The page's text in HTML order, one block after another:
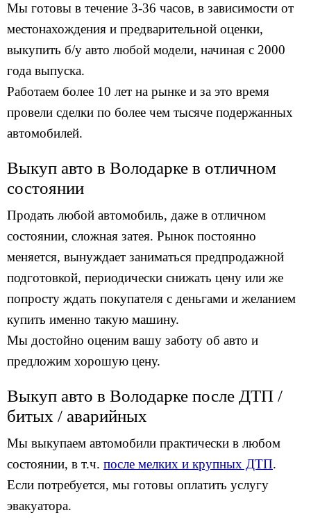
Мы готовы в течение 3-36 часов, в зависимости от
местонахождения и предварительной оценки,
выкупить б/у авто любой модели, начиная с 2000
года выпуска.
Работаем более 10 лет на рынке и за это время
провели сделки по более чем тысяче подержанных
автомобилей.
Выкуп авто в Володарке в отличном
состоянии
Продать любой автомобиль, даже в отличном
состоянии, сложная затея. Рынок постоянно
меняется, вынуждает заниматься предпродажной
подготовкой, периодически снижать цену или же
попросту ждать покупателя с деньгами и желанием
купить именно такую машину.
Мы достойно оценим вашу заботу об авто и
предложим хорошую цену.
Выкуп авто в Володарке после ДТП /
битых / аварийных
Мы выкупаем автомобили практически в любом
состоянии, в т.ч. после мелких и крупных ДТП.
Если потребуется, мы готовы оплатить услугу
эвакуатора.